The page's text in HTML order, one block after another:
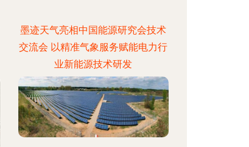
墨迹天气亮相中国能源研究会技术
交流会 以精准气象服务赋能电力行
业新能源技术研发